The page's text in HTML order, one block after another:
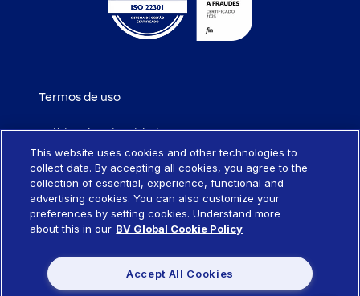
Termos de uso
Política de privacidade
Política de cookies
Portabilidade de empréstimo
Política de remuneração de produtos
This website uses cookies and other technologies to
collect data. By accepting all cookies, you agree to the
collection of essential, experience, functional and
advertising cookies. You can also customize your
preferences by setting cookies. Understand more
about this in our BV Global Cookie Policy
Accept All Cookies